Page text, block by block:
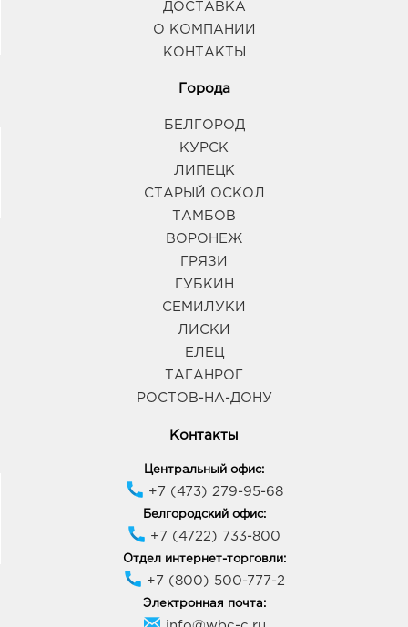
ДОСТАВКА
О КОМПАНИИ
КОНТАКТЫ
Города
БЕЛГОРОД
КУРСК
ЛИПЕЦК
СТАРЫЙ ОСКОЛ
ТАМБОВ
ВОРОНЕЖ
ГРЯЗИ
ГУБКИН
СЕМИЛУКИ
ЛИСКИ
ЕЛЕЦ
ТАГАНРОГ
РОСТОВ-НА-ДОНУ
Контакты
Центральный офис:
+7 (473) 279-95-68
Белгородский офис:
+7 (4722) 733-800
Отдел интернет-торговли:
+7 (800) 500-777-2
Электронная почта: